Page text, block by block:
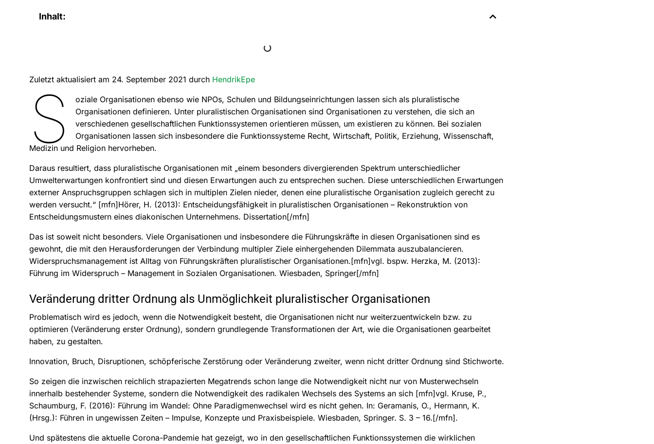
Inhalt:
Zuletzt aktualisiert am 24. September 2021 durch HendrikEpe
S
oziale Organisationen ebenso wie NPOs, Schulen und Bildungseinrichtungen lassen sich als pluralistische
Organisationen definieren. Unter pluralistischen Organisationen sind Organisationen zu verstehen, die sich an
verschiedenen gesellschaftlichen Funktionssystemen orientieren müssen, um existieren zu können. Bei sozialen
Organisationen lassen sich insbesondere die Funktionssysteme Recht, Wirtschaft, Politik, Erziehung, Wissenschaft,
Medizin und Religion hervorheben.
Daraus resultiert, dass pluralistische Organisationen mit „einem besonders divergierenden Spektrum unterschiedlicher
Umwelterwartungen konfrontiert sind und diesen Erwartungen auch zu entsprechen suchen. Diese unterschiedlichen Erwartungen
externer Anspruchsgruppen schlagen sich in multiplen Zielen nieder, denen eine pluralistische Organisation zugleich gerecht zu
werden versucht.“ [mfn]Hörer, H. (2013): Entscheidungsfähigkeit in pluralistischen Organisationen – Rekonstruktion von
Entscheidungsmustern eines diakonischen Unternehmens. Dissertation[/mfn]
Das ist soweit nicht besonders. Viele Organisationen und insbesondere die Führungskräfte in diesen Organisationen sind es
gewohnt, die mit den Herausforderungen der Verbindung multipler Ziele einhergehenden Dilemmata auszubalancieren.
Widerspruchsmanagement ist Alltag von Führungskräften pluralistischer Organisationen.[mfn]vgl. bspw. Herzka, M. (2013):
Führung im Widerspruch – Management in Sozialen Organisationen. Wiesbaden, Springer[/mfn]
Veränderung dritter Ordnung als Unmöglichkeit pluralistischer Organisationen
Problematisch wird es jedoch, wenn die Notwendigkeit besteht, die Organisationen nicht nur weiterzuentwickeln bzw. zu
optimieren (Veränderung erster Ordnung), sondern grundlegende Transformationen der Art, wie die Organisationen gearbeitet
haben, zu gestalten.
Innovation, Bruch, Disruptionen, schöpferische Zerstörung oder Veränderung zweiter, wenn nicht dritter Ordnung sind Stichworte.
So zeigen die inzwischen reichlich strapazierten Megatrends schon lange die Notwendigkeit nicht nur von Musterwechseln
innerhalb bestehender Systeme, sondern die Notwendigkeit des radikalen Wechsels des Systems an sich [mfn]vgl. Kruse, P.,
Schaumburg, F. (2016): Führung im Wandel: Ohne Paradigmenwechsel wird es nicht gehen. In: Geramanis, O., Hermann, K.
(Hrsg.): Führen in ungewissen Zeiten – Impulse, Konzepte und Praxisbeispiele. Wiesbaden, Springer. S. 3 – 16.[/mfn].
Und spätestens die aktuelle Corona-Pandemie hat gezeigt, wo in den gesellschaftlichen Funktionssystemen die wirklichen